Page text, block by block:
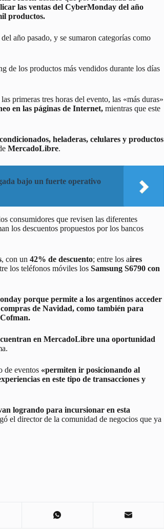
las ventas del CyberMonday del año
productos.
año pasado, y se sumaron categorías como
de los productos más vendidos durante los días
primeras tres horas del evento, las «más duras»
en las páginas de Internet, mientras que este
heladeras, celulares y productos
MercadoLibre.
bajo un fuerte operativo
consumidores que revisen las diferentes
los descuentos propuestos por los bancos
, con un 42% de descuento; entre los aires
los teléfonos móviles los Samsung S6790 con
porque permite a los argentinos acceder
de Navidad, como también para
en MercadoLibre una oportunidad
de eventos «permiten ir posicionando al
en este tipo de transacciones y
logrando para incursionar en esta
el director de la comunidad de negocios que ya